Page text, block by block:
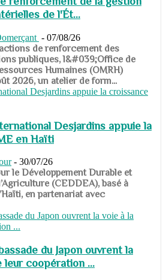
de l'Ét...
- 07/08/26
de renforcement des
publiques, l&#039;Office de
Humaines (OMRH)
2026, un atelier de form...
Desjardins appuie la
en Haïti
- 30/07/26
le Développement Durable et
(CEDDEA), basé à
en partenariat avec
du Japon ouvrent la
leur coopération ...